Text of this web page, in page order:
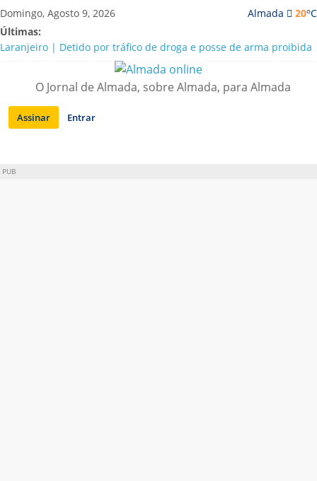
Saltar
para
conteúdo
Almada 20oC
Domingo, Agosto 9, 2026
Últimas:
Laranjeiro | Detido por tráfico de droga e posse de arma proibida
A “crise” da água em Almada: ilações e ensinamentos necessários
Costa da Caparica | Polícia Marítima e ASAE detectam
irregularidades em habitações e restaurantes
APA diz que falta de água em Almada “foi um problema de má
O Jornal de Almada, sobre Almada, para Almada
Assinar Entrar
PUB